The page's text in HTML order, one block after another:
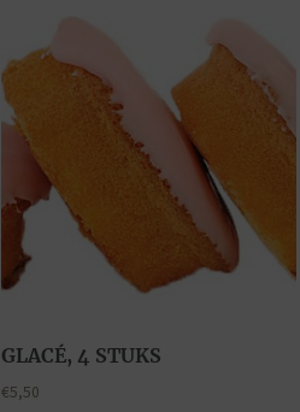
GLACÉ, 4 STUKS
€5,50